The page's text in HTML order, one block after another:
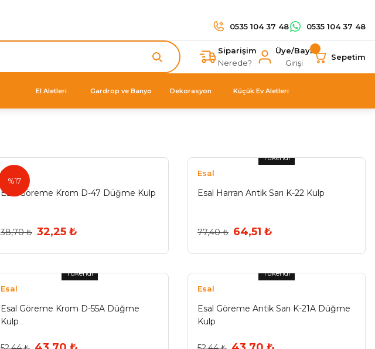
0535 104 37 48 0535 104 37 48
Siparişim
Nerede?
Üye/Bayi
Girişi
Sepetim
El Aletleri Gardrop ve Banyo Dekorasyon Küçük Ev Aletleri
%17
Esal
Esal Göreme Krom D-47 Düğme Kulp
38,70 ₺ 32,25 ₺
Tükendi
Esal
Esal Harran Antik Sarı K-22 Kulp
77,40 ₺ 64,51 ₺
Tükendi
Esal
Esal Göreme Krom D-55A Düğme
Kulp
Tükendi
Esal
Esal Göreme Antik Sarı K-21A Düğme
Kulp